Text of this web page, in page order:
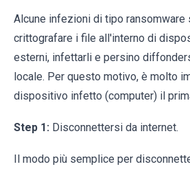
Alcune infezioni di tipo ransomware
crittografare i file all'interno di
esterni, infettarli e persino
locale. Per questo motivo, è molto
dispositivo infetto (computer) il
Step 1: Disconnettersi da internet.
Il modo più semplice per